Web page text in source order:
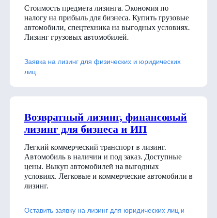
Стоимость предмета лизинга. Экономия по
налогу на прибыль для бизнеса. Купить грузовые
автомобили, спецтехника на выгодных условиях.
Лизинг грузовых автомобилей.
Заявка на лизинг для физических и юридических
лиц
Возвратный лизинг, финансовый
лизинг для бизнеса и ИП
Легкий коммерческий транспорт в лизинг.
Автомобиль в наличии и под заказ. Доступные
цены. Выкуп автомобилей на выгодных
условиях. Легковые и коммерческие автомобили в
лизинг.
Оставить заявку на лизинг для юридических лиц и